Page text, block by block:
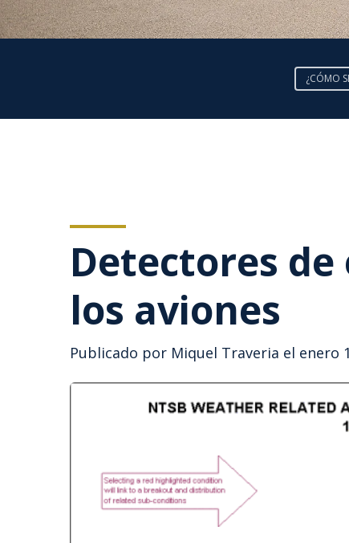
¿CÓMO
Detectores
los aviones
Publicado por Miquel Traveria el enero